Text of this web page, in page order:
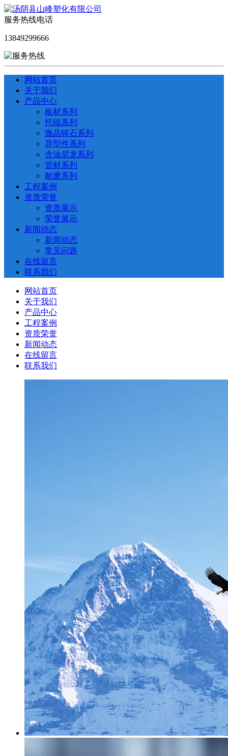
服务热线电话
13849299666
网站首页
关于我们
产品中心
板材系列
托辊系列
微晶铸石系列
异型件系列
含油尼龙系列
管材系列
耐磨系列
工程案例
资质荣誉
资质展示
荣誉展示
新闻动态
新闻动态
常见问题
在线留言
联系我们
网站首页
关于我们
产品中心
工程案例
资质荣誉
新闻动态
在线留言
联系我们